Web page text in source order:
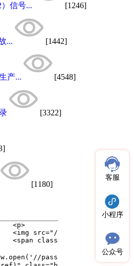
信号... [1246]
... [1442]
产... [4548]
[3322]
[1180]
客服
小程序
公众号